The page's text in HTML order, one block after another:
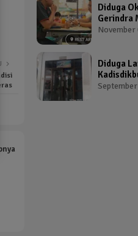
Bupati
Diduga
Gerindra
Broker
Diduga
Bikin